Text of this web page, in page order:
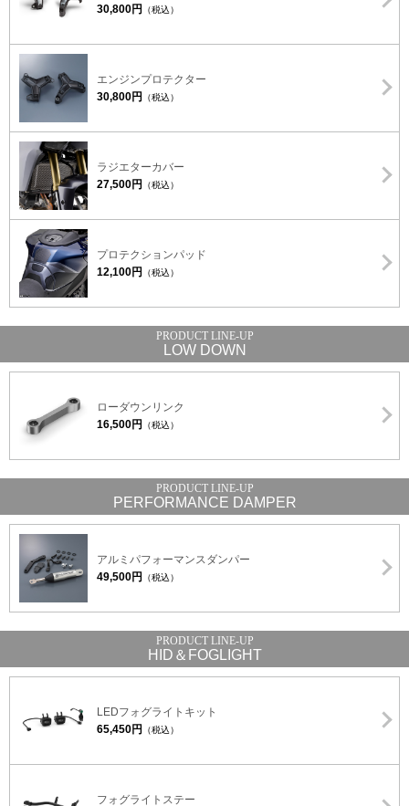
30,800円 （税込）
エンジンプロテクター
30,800円 （税込）
ラジエターカバー
27,500円 （税込）
プロテクションパッド
12,100円 （税込）
LOW DOWN
ローダウンリンク
16,500円 （税込）
PERFORMANCE DAMPER
アルミパフォーマンスダンパー
49,500円 （税込）
HID＆FOGLIGHT
LEDフォグライトキット
65,450円 （税込）
フォグライトステー